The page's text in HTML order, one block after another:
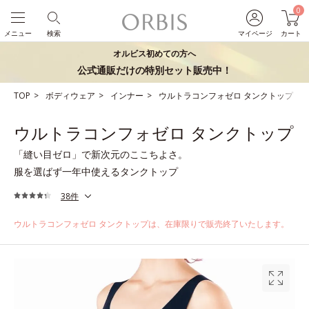
マイページ
0
カート
検索
メニュー
オルビス初めての方へ
公式通販だけの特別セット販売中！
TOP ボディウェア インナー ウルトラコンフォゼロ タンクトップ
ウルトラコンフォゼロ タンクトップ
「縫い目ゼロ」で新次元のここちよさ。
服を選ばず一年中使えるタンクトップ
38件
ウルトラコンフォゼロ タンクトップは、在庫限りで販売終了いたします。